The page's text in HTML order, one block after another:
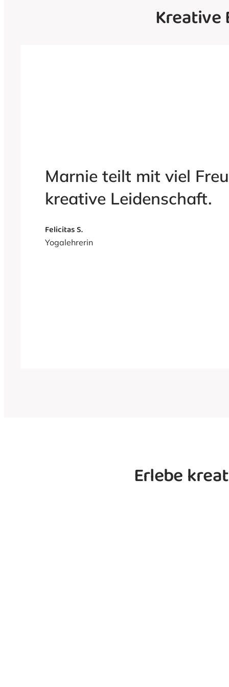
Kreative
Marnie teilt mit viel
kreative Leidenschaft.
Felicitas S.
Yogalehrerin
Erlebe